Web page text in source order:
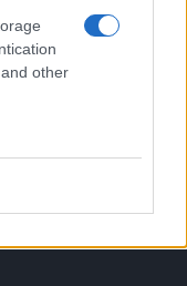
other
partite, le
reale di tutte
di